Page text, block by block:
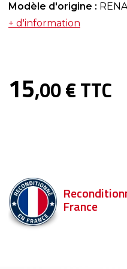
Modèle d'origine :
+ d'information
15,00 € TTC